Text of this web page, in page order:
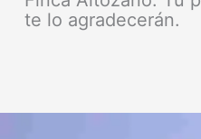
te lo agradecerán.